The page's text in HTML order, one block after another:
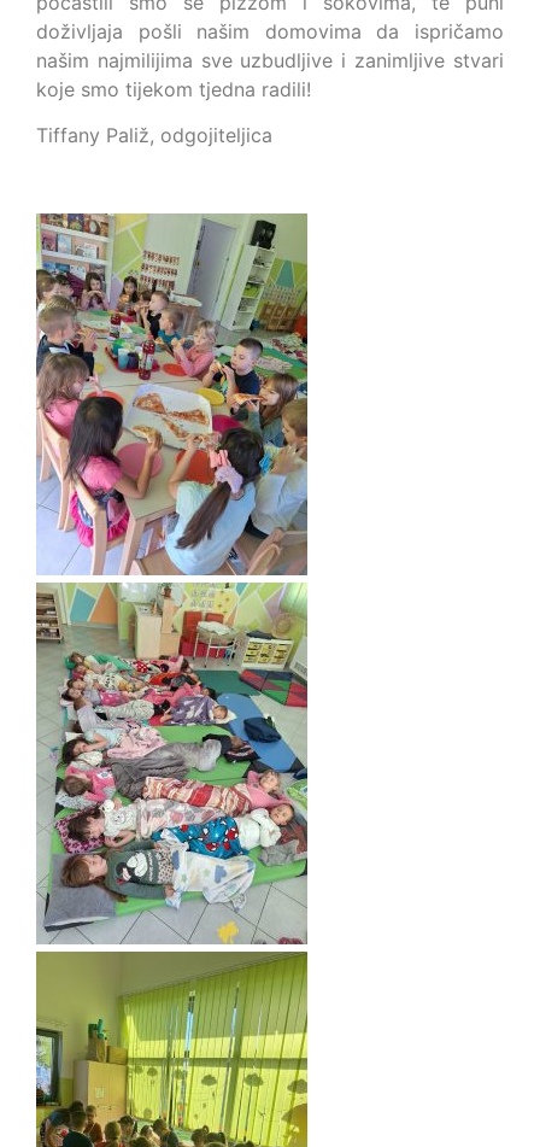
doživljaja pošli našim domovima da ispričamo
našim najmilijima sve uzbudljive i zanimljive stvari
koje smo tijekom tjedna radili!
Tiffany Paliž, odgojiteljica